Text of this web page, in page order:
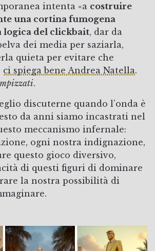
intenta «a costruire
una cortina fumogena
logica del clickbait, dar da
dei media per saziarla,
quieta per evitare che
ci spiega bene Andrea Natella.
.
discuterne quando l’onda è
da anni siamo incastrati nel
meccanismo infernale:
ogni nostra indignazione,
questo gioco diversivo,
di questi figuri di dominare
la nostra possibilità di